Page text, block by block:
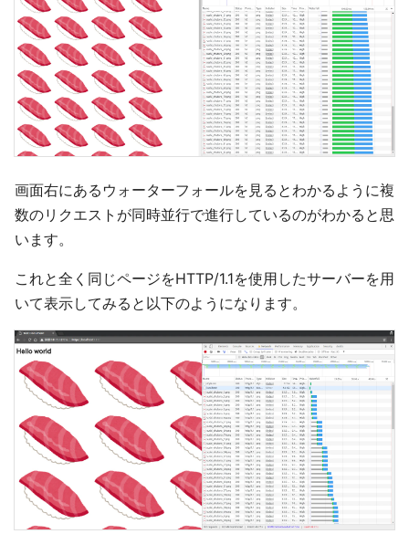
画面右にあるウォーターフォールを見るとわかるように複
数のリクエストが同時並行で進行しているのがわかると思
います。
これと全く同じページをHTTP/1.1を使用したサーバーを用
いて表示してみると以下のようになります。